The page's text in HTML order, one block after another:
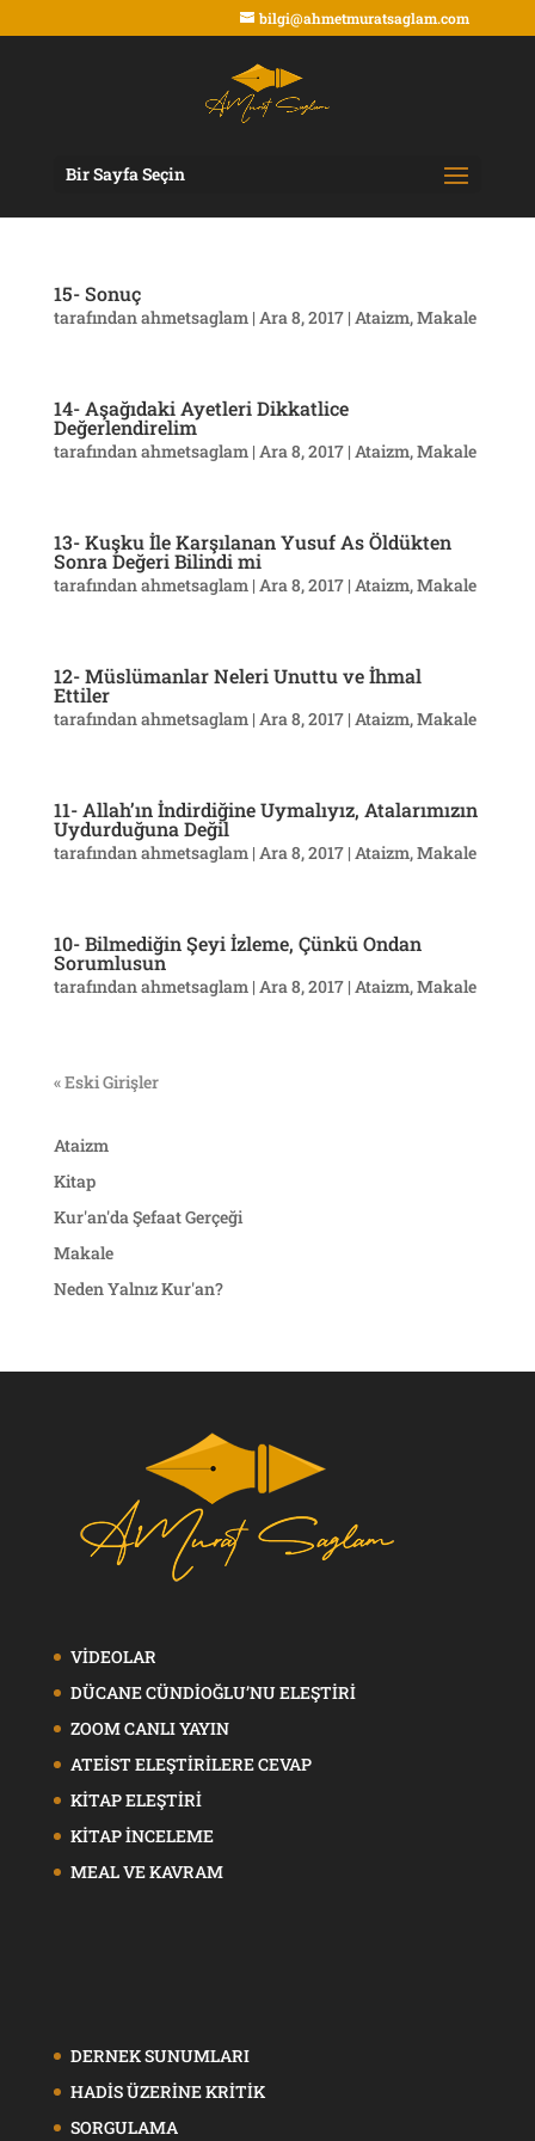
bilgi@ahmetmuratsaglam.com
Bir Sayfa Seçin
15- Sonuç
tarafındanahmetsaglam| Ara 8, 2017| Ataizm,Makale
14- Aşağıdaki Ayetleri Dikkatlice
Değerlendirelim
tarafındanahmetsaglam| Ara 8, 2017| Ataizm,Makale
13- Kuşku İle Karşılanan Yusuf As Öldükten
Sonra Değeri Bilindi mi
tarafındanahmetsaglam| Ara 8, 2017| Ataizm,Makale
12- Müslümanlar Neleri Unuttu ve İhmal
Ettiler
tarafındanahmetsaglam| Ara 8, 2017| Ataizm,Makale
11- Allah’ın İndirdiğine Uymalıyız, Atalarımızın
Uydurduğuna Değil
tarafındanahmetsaglam| Ara 8, 2017| Ataizm,Makale
10- Bilmediğin Şeyi İzleme, Çünkü Ondan
Sorumlusun
tarafındanahmetsaglam| Ara 8, 2017| Ataizm,Makale
« Eski Girişler
Ataizm
Kitap
Kur'an'da Şefaat Gerçeği
Makale
Neden Yalnız Kur'an?
VİDEOLAR
DÜCANE CÜNDİOĞLU’NU ELEŞTİRİ
ZOOM CANLI YAYIN
ATEİST ELEŞTİRİLERE CEVAP
KİTAP ELEŞTİRİ
KİTAP İNCELEME
MEAL VE KAVRAM
DERNEK SUNUMLARI
HADİS ÜZERİNE KRİTİK
SORGULAMA